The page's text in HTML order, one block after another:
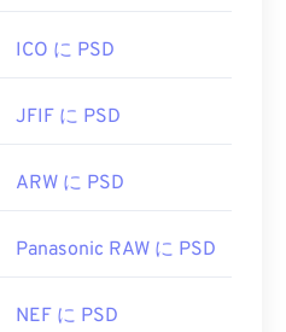
ICO に PSD
JFIF に PSD
ARW に PSD
Panasonic RAW に PSD
NEF に PSD